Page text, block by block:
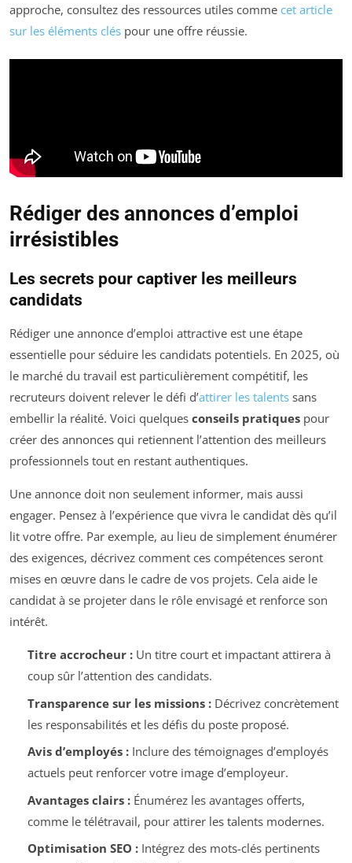
approche, consultez des ressources utiles comme cet article
sur les éléments clés pour une offre réussie.
Rédiger des annonces d’emploi
irrésistibles
Les secrets pour captiver les meilleurs
candidats
Rédiger une annonce d’emploi attractive est une étape
essentielle pour séduire les candidats potentiels. En 2025, où
le marché du travail est particulièrement compétitif, les
recruteurs doivent relever le défi d’attirer les talents sans
embellir la réalité. Voici quelques conseils pratiques pour
créer des annonces qui retiennent l’attention des meilleurs
professionnels tout en restant authentiques.
Une annonce doit non seulement informer, mais aussi
engager. Pensez à l’expérience que vivra le candidat dès qu’il
lit votre offre. Par exemple, au lieu de simplement énumérer
des exigences, décrivez comment ces compétences seront
mises en œuvre dans le cadre de vos projets. Cela aide le
candidat à se projeter dans le rôle envisagé et renforce son
intérêt.
Titre accrocheur :Un titre court et impactant attirera à
coup sûr l’attention des candidats.
Transparence sur les missions :Décrivez concrètement
les responsabilités et les défis du poste proposé.
Avis d’employés :Inclure des témoignages d’employés
actuels peut renforcer votre image d’employeur.
Avantages clairs :Énumérez les avantages offerts,
comme le télétravail, pour attirer les talents modernes.
Optimisation SEO :Intégrez des mots-clés pertinents